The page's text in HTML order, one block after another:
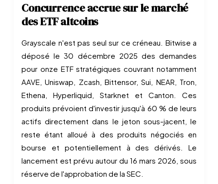
Concurrence accrue sur le marché
des ETF altcoins
Grayscale n'est pas seul sur ce créneau. Bitwise a
déposé le 30 décembre 2025 des demandes
pour onze ETF stratégiques couvrant notamment
AAVE, Uniswap, Zcash, Bittensor, Sui, NEAR, Tron,
Ethena, Hyperliquid, Starknet et Canton. Ces
produits prévoient d'investir jusqu'à 60 % de leurs
actifs directement dans le jeton sous-jacent, le
reste étant alloué à des produits négociés en
bourse et potentiellement à des dérivés. Le
lancement est prévu autour du 16 mars 2026, sous
réserve de l'approbation de la SEC.